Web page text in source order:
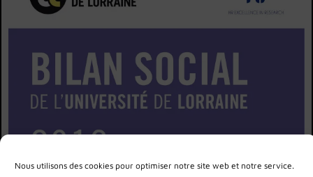
Nous utilisons des cookies pour optimiser notre site web et notre service.